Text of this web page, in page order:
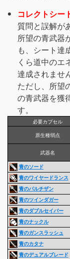
コレクトシー
質問と誤解が
所望の青武器
も、シート達
くら道中のエ
達成されませ
ただし、所望
の青武器を獲
す。
必要カプセル
原生種弱点
武器名
青のソード
青のワイヤードランス
青のパルチザン
青のツインダガー
青のダブルセイバー
青のナックル
青のガンスラッシュ
青のカタナ
青のデュアルブレード